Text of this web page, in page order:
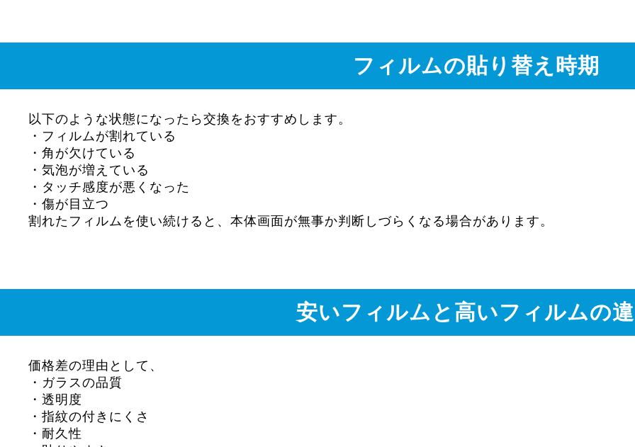
フィルムの貼り替え時期
以下のような状態になったら交換をおすすめします。
・フィルムが割れている
・角が欠けている
・気泡が増えている
・タッチ感度が悪くなった
・傷が目立つ
割れたフィルムを使い続けると、本体画面が無事か判断しづらくなる場合があります。
安いフィルムと高いフィルムの
価格差の理由として、
・ガラスの品質
・透明度
・指紋の付きにくさ
・耐久性